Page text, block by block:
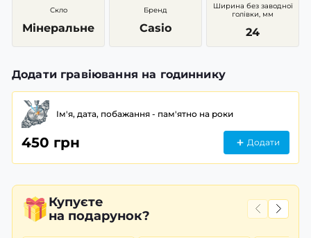
Скло
Мінеральне
Бренд
Casio
Ширина без заводної
голівки, мм
24
Додати гравіювання на годиннику
Ім'я, дата, побажання - пам'ятно на роки
450 грн Додати
Купуєте
на подарунок?